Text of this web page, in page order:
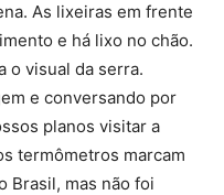
As lixeiras em frente
e há lixo no chão.
o visual da serra.
e conversando por
planos visitar a
termômetros marcam
Brasil, mas não foi